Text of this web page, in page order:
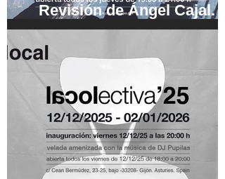
Revisión de Ángel Cajal.
09/01/26 - 29/01/26.